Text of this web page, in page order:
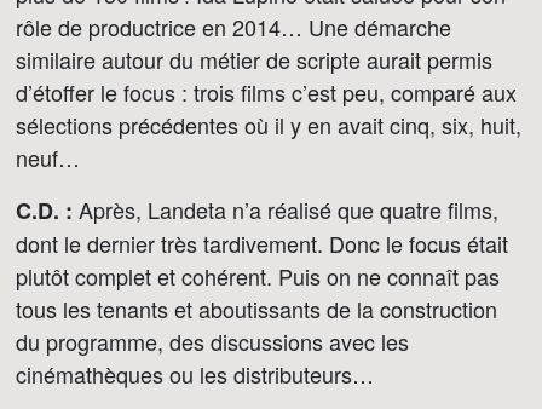
rôle de productrice en 2014… Une démarche
similaire autour du métier de scripte aurait permis
d’étoffer le focus : trois films c’est peu, comparé aux
sélections précédentes où il y en avait cinq, six, huit,
neuf…
C.D. : Après, Landeta n’a réalisé que quatre films,
dont le dernier très tardivement. Donc le focus était
plutôt complet et cohérent. Puis on ne connaît pas
tous les tenants et aboutissants de la construction
du programme, des discussions avec les
cinémathèques ou les distributeurs…